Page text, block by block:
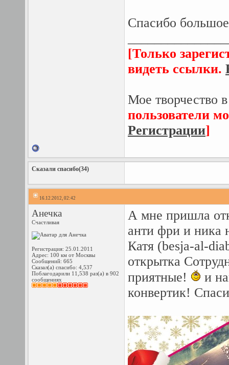
Спасибо
[Только
видеть ссылки.
Мое творчество
пользователи
Регистрации]
Сказали спасибо(34)
16.12.2012, 02:42
Анечка
Счастливая
Регистрация: 25.01.2011
Адрес: 100 км от Москвы
Сообщений: 665
Сказал(а) спасибо: 4,537
Поблагодарили 11,538 раз(а) в 902
сообщениях
А мне пришла
анти фри и ника
Катя (besja-al-
открытка
приятные!
и
конвертик!